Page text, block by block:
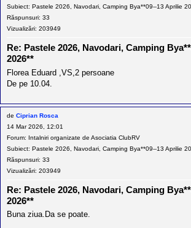
Subiect: Pastele 2026, Navodari, Camping Bya**09--13 Aprilie
Răspunsuri: 33
Vizualizări: 203949
Re: Pastele 2026, Navodari, Camping
2026**
Florea Eduard ,VS,2 persoane
De pe 10.04.
de Ciprian Rosca
14 Mar 2026, 12:01
Forum: Intalniri organizate de Asociatia ClubRV
Subiect: Pastele 2026, Navodari, Camping Bya**09--13 Aprilie
Răspunsuri: 33
Vizualizări: 203949
Re: Pastele 2026, Navodari, Camping
2026**
Buna ziua.Da se poate.